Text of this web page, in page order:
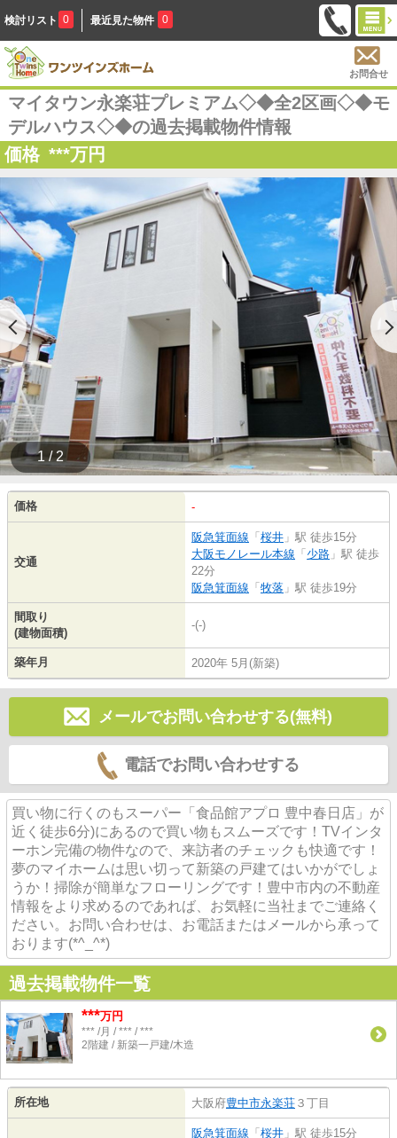
検討リスト 0 最近見た物件 0
お問合せ
マイタウン永楽荘プレミアム◇◆全2区画◇◆モ
デルハウス◇◆の過去掲載物件情報
価格 ***万円
1 / 2
価格 -
交通
阪急箕面線 「 桜井 」駅 徒歩15分
大阪モノレール本線 「 少路 」駅 徒歩
22分
阪急箕面線 「 牧落 」駅 徒歩19分
間取り
(建物面積)
-(-)
築年月 2020年 5月(新築)
メールでお問い合わせする(無料)
電話でお問い合わせする
買い物に行くのもスーパー「食品館アプロ 豊中春日店」が
近く徒歩6分)にあるので買い物もスムーズです！TVインタ
ーホン完備の物件なので、来訪者のチェックも快適です！
夢のマイホームは思い切って新築の戸建てはいかがでしょ
うか！掃除が簡単なフローリングです！豊中市内の不動産
情報をより求めるのであれば、お気軽に当社までご連絡く
ださい。お問い合わせは、お電話またはメールから承って
おります(*^_^*)
過去掲載物件一覧
***万円
*** /月 / *** / ***
2階建 / 新築一戸建/木造
所在地 大阪府豊中市永楽荘 ３丁目
阪急箕面線 「 桜井 」駅 徒歩15分